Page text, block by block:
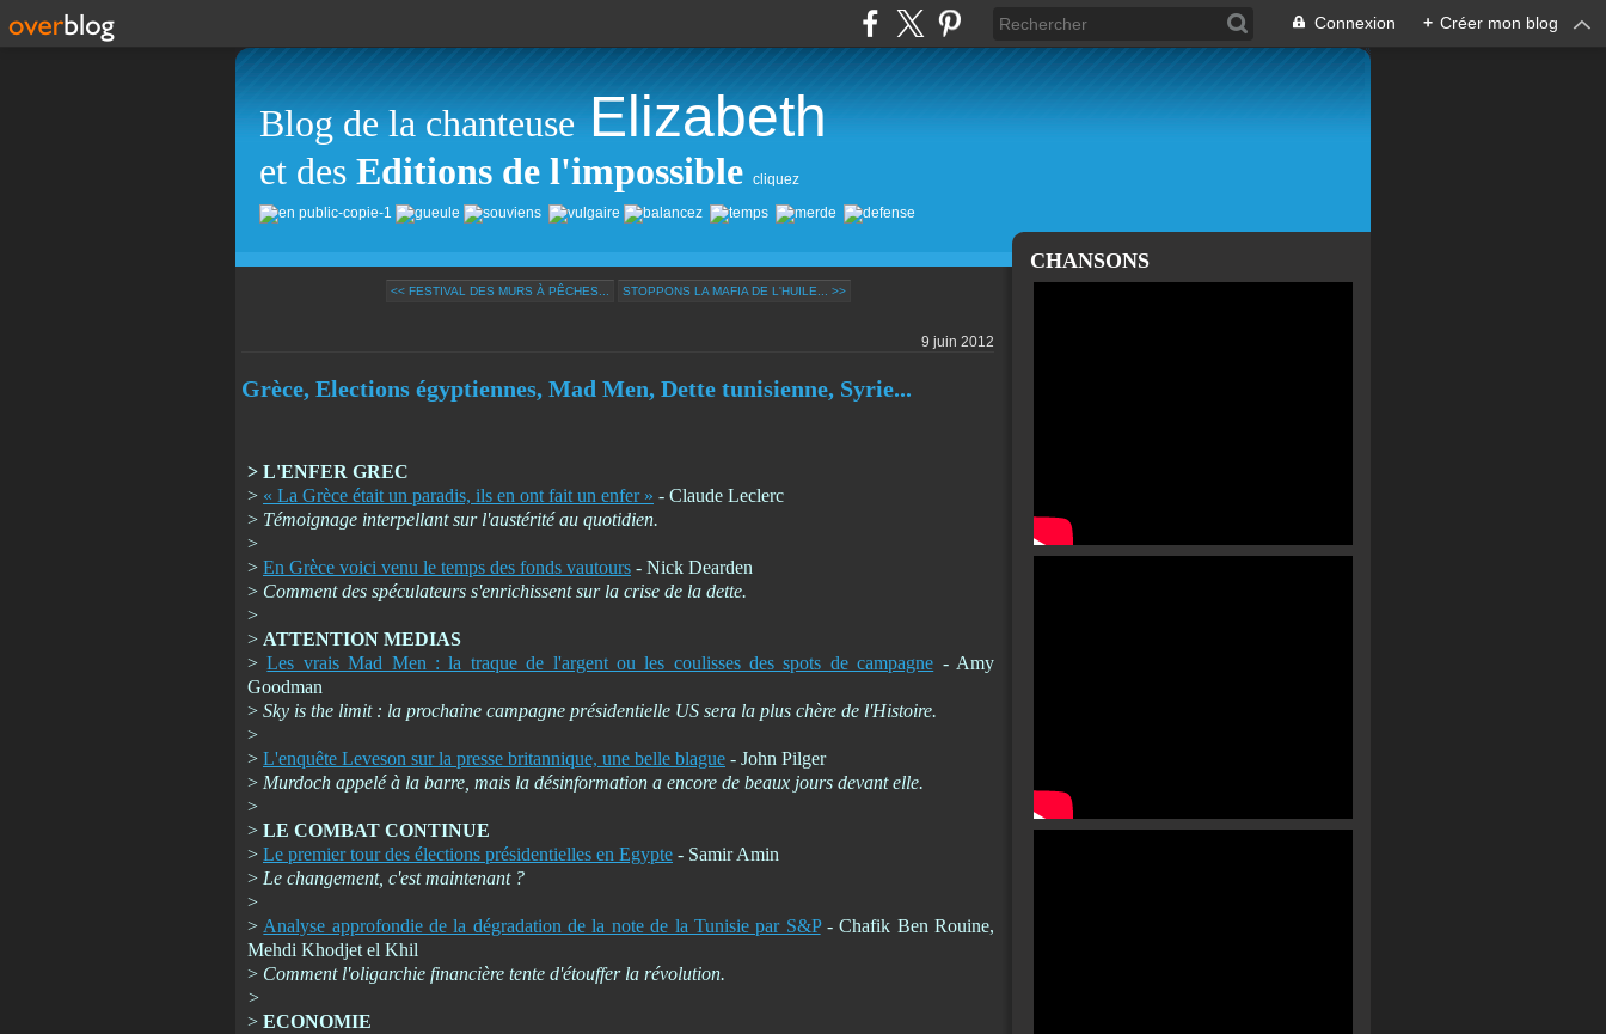
Connexion + Créer mon blog
Blog de la chanteuse Elizabeth
et des Editions de l'impossible cliquez
<< FESTIVAL DES MURS À PÊCHES... STOPPONS LA MAFIA DE L'HUILE... >>
9 juin 2012
Grèce, Elections égyptiennes, Mad Men, Dette tunisienne, Syrie...
> L'ENFER GREC
> « La Grèce était un paradis, ils en ont fait un enfer » - Claude Leclerc
> Témoignage interpellant sur l'austérité au quotidien.
>
> En Grèce voici venu le temps des fonds vautours - Nick Dearden
> Comment des spéculateurs s'enrichissent sur la crise de la dette.
>
> ATTENTION MEDIAS
>Les vrais Mad Men : la traque de l'argent ou les coulisses des spots de campagne - Amy
Goodman
> Sky is the limit : la prochaine campagne présidentielle US sera la plus chère de l'Histoire.
>
> L'enquête Leveson sur la presse britannique, une belle blague - John Pilger
> Murdoch appelé à la barre, mais la désinformation a encore de beaux jours devant elle.
>
> LE COMBAT CONTINUE
> Le premier tour des élections présidentielles en Egypte - Samir Amin
> Le changement, c'est maintenant ?
>
> Analyse approfondie de la dégradation de la note de la Tunisie par S&P- Chafik Ben Rouine,
Mehdi Khodjet el Khil
> Comment l'oligarchie financière tente d'étouffer la révolution.
>
> ECONOMIE
CHANSONS